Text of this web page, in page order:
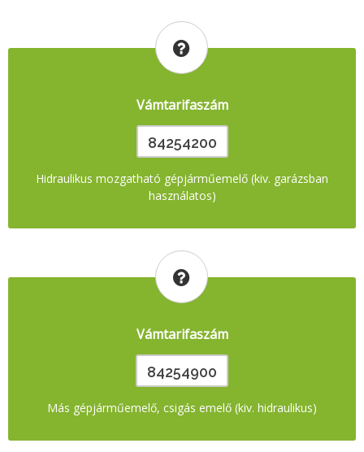
Vámtarifaszám
84254200
Hidraulikus mozgatható gépjárműemelő (kiv. garázsban
használatos)
Vámtarifaszám
84254900
Más gépjárműemelő, csigás emelő (kiv. hidraulikus)